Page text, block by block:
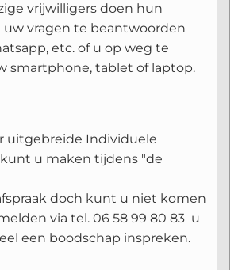
vrijwilligers doen hun
vragen te beantwoorden
etc. of u op weg te
smartphone, tablet of laptop.
uitgebreide Individuele
u maken tijdens "de
doch kunt u niet komen
via tel. 06 58 99 80 83 u
een boodschap inspreken.